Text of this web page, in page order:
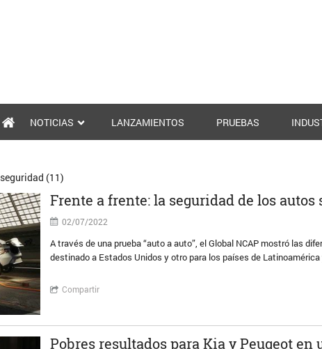
NOTICIAS LANZAMIENTOS PRUEBAS
seguridad (11)
Frente a frente: la seguridad de los autos
02/07/2022
A través de una prueba “auto a auto”, el Global NCAP mostró las
destinado a Estados Unidos y otro para los países de Latinoamérica
Compartir
Pobres resultados para Kia y Peugeot en